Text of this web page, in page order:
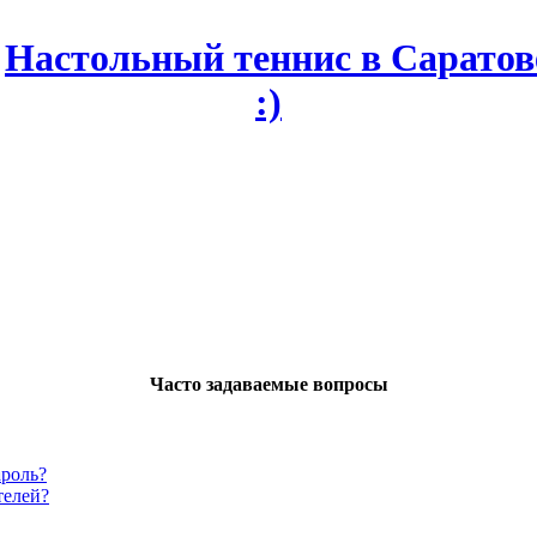
Часто задаваемые вопросы